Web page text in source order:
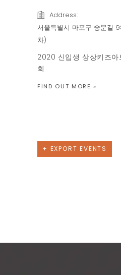
Address:
서울특별시 마포구 숭문길
차)
2020 신입생 상상키즈아
회
FIND OUT MORE »
+ EXPORT EVENTS